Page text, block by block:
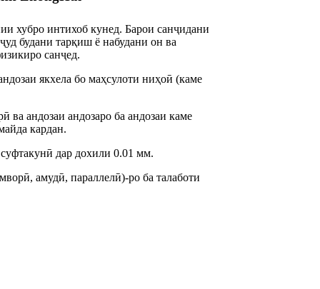
хубро интихоб кунед. Барои санҷидани
будани тарқиш ё набудани он ва
санҷед.
якхела бо маҳсулоти ниҳоӣ (каме
ва андозаи андозаро ба андозаи каме
кардан.
дар дохили 0.01 мм.
амудӣ, параллелӣ)-ро ба талаботи